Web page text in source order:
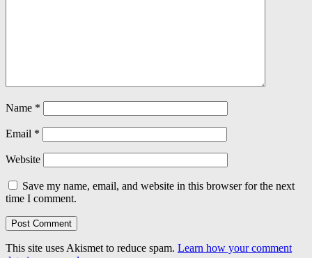
Name *
Email *
Website
Save my name, email, and website in this browser for the next
time I comment.
This site uses Akismet to reduce spam. Learn how your comment